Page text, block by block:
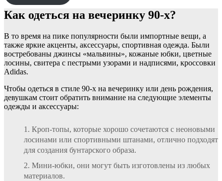
Как одеться на вечеринку 90-х?
В то время на пике популярности были импортные вещи, а
также яркие акценты, аксессуары, спортивная одежда. Были
востребованы джинсы «мальвины», кожаные юбки, цветные
лосины, свитера с пестрыми узорами и надписями, кроссовки
Adidas.
Чтобы одеться в стиле 90-х на вечеринку или день рождения,
девушкам стоит обратить внимание на следующие элементы
одежды и аксессуары:
Кроп-топы, которые хорошо сочетаются с неоновыми
лосинами или спортивными штанами, отлично подходят
для создания бунтарского образа.
Мини-юбки, они могут быть изготовлены из любых
материалов.